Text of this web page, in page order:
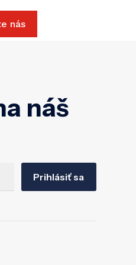
nás
náš
Prihlásiť sa